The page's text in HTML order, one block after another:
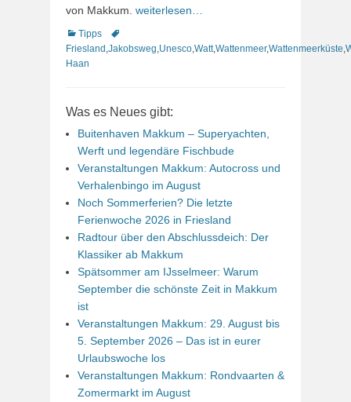
von Makkum. weiterlesen…
Kategorien
Tipps
Schlagworte
Friesland Jakobsweg Unesco Watt,Wattenmeer,Wattenmeerküste
Haan
Was es Neues gibt:
Buitenhaven Makkum – Superyachten,
Werft und legendäre Fischbude
Veranstaltungen Makkum: Autocross und
Verhalenbingo im August
Noch Sommerferien? Die letzte
Ferienwoche 2026 in Friesland
Radtour über den Abschlussdeich: Der
Klassiker ab Makkum
Spätsommer am IJsselmeer: Warum
September die schönste Zeit in Makkum
ist
Veranstaltungen Makkum: 29. August bis
5. September 2026 – Das ist in eurer
Urlaubswoche los
Veranstaltungen Makkum: Rondvaarten &
Zomermarkt im August